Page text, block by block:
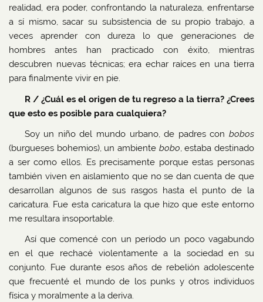
realidad, era poder, confrontando la naturaleza, enfrentarse
a sí mismo, sacar su subsistencia de su propio trabajo, a
veces aprender con dureza lo que generaciones de
hombres antes han practicado con éxito, mientras
descubren nuevas técnicas; era echar raíces en una tierra
para finalmente vivir en pie.
R / ¿Cuál es el origen de tu regreso a la tierra? ¿Crees
que esto es posible para cualquiera?
Soy un niño del mundo urbano, de padres con bobos
(burgueses bohemios), un ambiente bobo, estaba destinado
a ser como ellos. Es precisamente porque estas personas
también viven en aislamiento que no se dan cuenta de que
desarrollan algunos de sus rasgos hasta el punto de la
caricatura. Fue esta caricatura la que hizo que este entorno
me resultara insoportable.
Así que comencé con un período un poco vagabundo
en el que rechacé violentamente a la sociedad en su
conjunto. Fue durante esos años de rebelión adolescente
que frecuenté el mundo de los punks y otros individuos
física y moralmente a la deriva.